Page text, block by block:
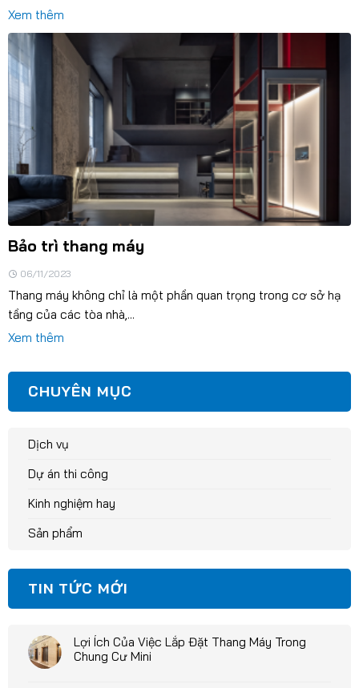
Xem thêm
Bảo trì thang máy
06/11/2023
Thang máy không chỉ là một phần quan trọng trong cơ sở hạ
tầng của các tòa nhà,...
Xem thêm
CHUYÊN MỤC
Dịch vụ
Dự án thi công
Kinh nghiệm hay
Sản phẩm
TIN TỨC MỚI
Lợi Ích Của Việc Lắp Đặt Thang Máy Trong
Chung Cư Mini